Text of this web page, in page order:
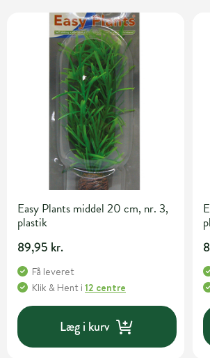
Easy Plants middel 20 cm, nr. 3,
plastik
89,95 kr.
Få leveret
Klik & Hent i 12 centre
Læg i kurv